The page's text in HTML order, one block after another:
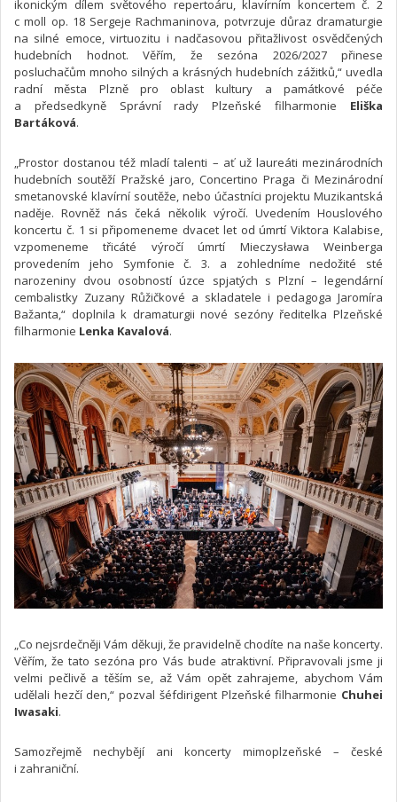
ikonickým dílem světového repertoáru, klavírním koncertem č. 2
c moll op. 18 Sergeje Rachmaninova, potvrzuje důraz dramaturgie
na silné emoce, virtuozitu i nadčasovou přitažlivost osvědčených
hudebních hodnot. Věřím, že sezóna 2026/2027 přinese
posluchačům mnoho silných a krásných hudebních zážitků,“ uvedla
radní města Plzně pro oblast kultury a památkové péče
a předsedkyně Správní rady Plzeňské filharmonie Eliška
Bartáková.
„Prostor dostanou též mladí talenti – ať už laureáti mezinárodních
hudebních soutěží Pražské jaro, Concertino Praga či Mezinárodní
smetanovské klavírní soutěže, nebo účastníci projektu Muzikantská
naděje. Rovněž nás čeká několik výročí. Uvedením Houslového
koncertu č. 1 si připomeneme dvacet let od úmrtí Viktora Kalabise,
vzpomeneme třicáté výročí úmrtí Mieczysława Weinberga
provedením jeho Symfonie č. 3. a zohledníme nedožité sté
narozeniny dvou osobností úzce spjatých s Plzní – legendární
cembalistky Zuzany Růžičkové a skladatele i pedagoga Jaromíra
Bažanta,“ doplnila k dramaturgii nové sezóny ředitelka Plzeňské
filharmonie Lenka Kavalová.
„Co nejsrdečněji Vám děkuji, že pravidelně chodíte na naše koncerty.
Věřím, že tato sezóna pro Vás bude atraktivní. Připravovali jsme ji
velmi pečlivě a těším se, až Vám opět zahrajeme, abychom Vám
udělali hezčí den,“ pozval šéfdirigent Plzeňské filharmonie Chuhei
Iwasaki.
Samozřejmě nechybějí ani koncerty mimoplzeňské – české
i zahraniční.